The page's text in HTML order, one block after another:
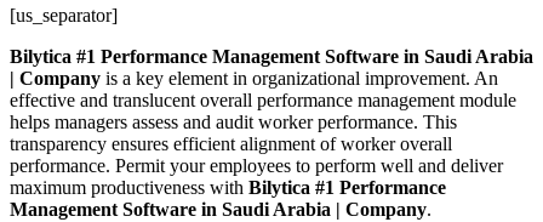
[us_separator]
Bilytica #1 Performance Management Software in Saudi Arabia
| Company is a key element in organizational improvement. An
effective and translucent overall performance management module
helps managers assess and audit worker performance. This
transparency ensures efficient alignment of worker overall
performance. Permit your employees to perform well and deliver
maximum productiveness with Bilytica #1 Performance
Management Software in Saudi Arabia | Company.